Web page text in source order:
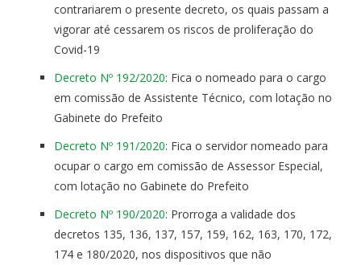
contrariarem o presente decreto, os quais passam a
vigorar até cessarem os riscos de proliferação do
Covid-19
Decreto Nº 192/2020: Fica o nomeado para o cargo
em comissão de Assistente Técnico, com lotação no
Gabinete do Prefeito
Decreto Nº 191/2020: Fica o servidor nomeado para
ocupar o cargo em comissão de Assessor Especial,
com lotação no Gabinete do Prefeito
Decreto Nº 190/2020: Prorroga a validade dos
decretos 135, 136, 137, 157, 159, 162, 163, 170, 172,
174 e 180/2020, nos dispositivos que não